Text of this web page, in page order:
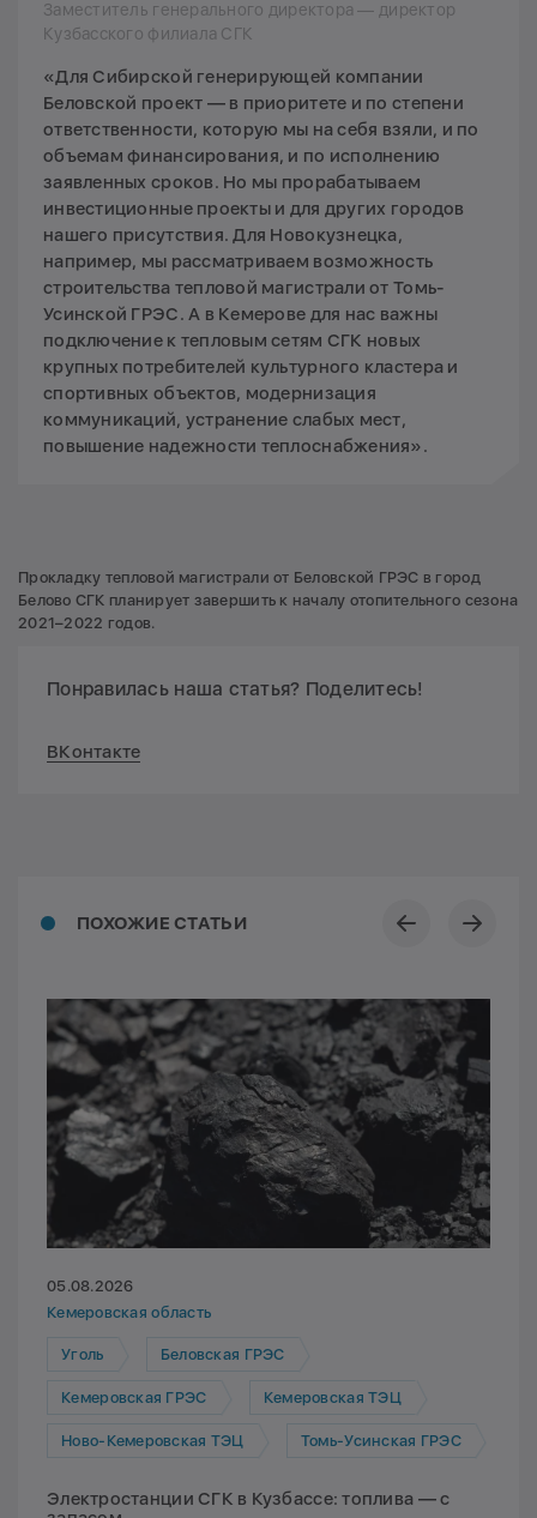
Заместитель генерального директора — директор
Кузбасского филиала СГК
«Для Сибирской генерирующей компании
Беловской проект — в приоритете и по степени
ответственности, которую мы на себя взяли, и по
объемам финансирования, и по исполнению
заявленных сроков. Но мы прорабатываем
инвестиционные проекты и для других городов
нашего присутствия. Для Новокузнецка,
например, мы рассматриваем возможность
строительства тепловой магистрали от Томь-
Усинской ГРЭС. А в Кемерове для нас важны
подключение к тепловым сетям СГК новых
крупных потребителей культурного кластера и
спортивных объектов, модернизация
коммуникаций, устранение слабых мест,
повышение надежности теплоснабжения».
Прокладку тепловой магистрали от Беловской ГРЭС в город
Белово СГК планирует завершить к началу отопительного сезона
2021–2022 годов.
Понравилась наша статья? Поделитесь!
ВКонтакте
ПОХОЖИЕ СТАТЬИ
05.08.2026
Кемеровская область
Уголь Беловская ГРЭС
Кемеровская ГРЭС Кемеровская ТЭЦ
Ново-Кемеровская ТЭЦ Томь-Усинская ГРЭС
Электростанции СГК в Кузбассе: топлива — с